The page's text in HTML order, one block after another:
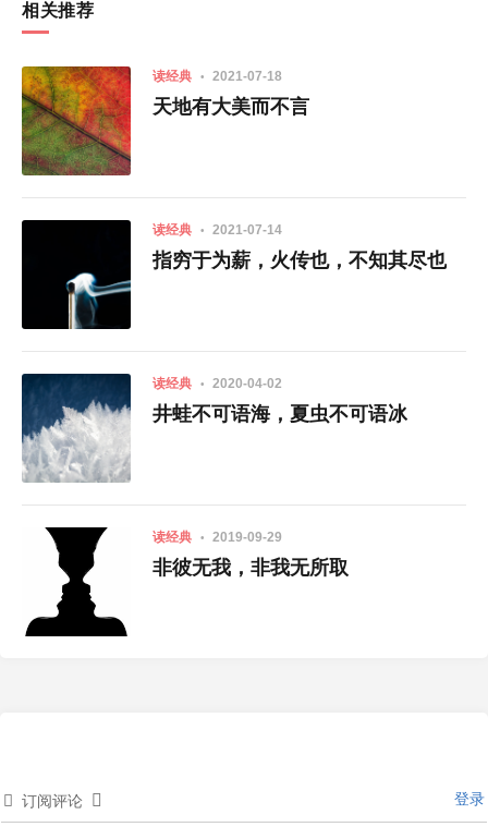
相关推荐
读经典 2021-07-18
天地有大美而不言
读经典 2021-07-14
指穷于为薪，火传也，不知其尽也
读经典 2020-04-02
井蛙不可语海，夏虫不可语冰
读经典 2019-09-29
非彼无我，非我无所取
订阅评论 登录